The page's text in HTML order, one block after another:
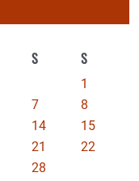
S S
1
7
8
14
15
21
22
28